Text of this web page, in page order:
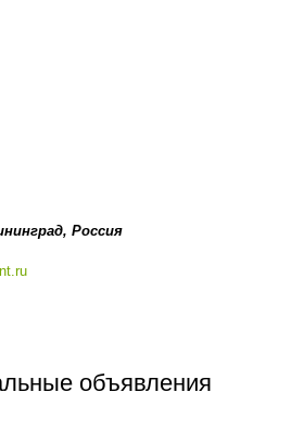
Россия
объявления